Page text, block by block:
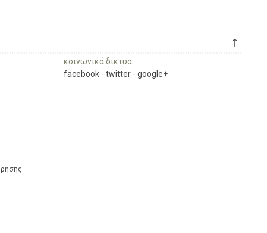
↑
κοινωνικά δίκτυα
facebook - twitter - google+